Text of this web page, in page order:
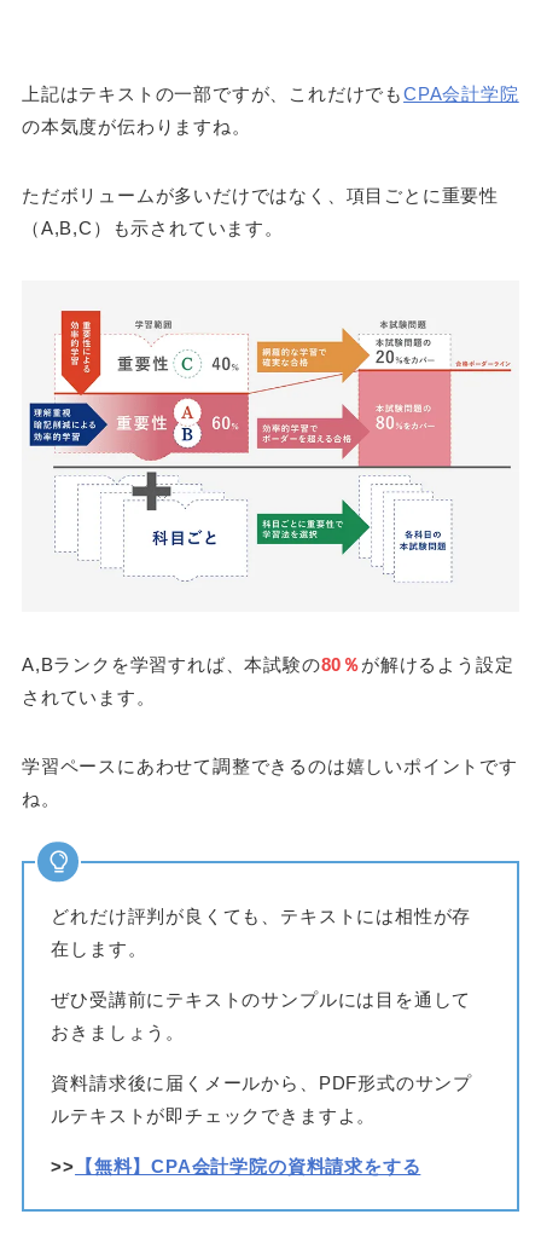
上記はテキストの一部ですが、これだけでもCPA会計学院
の本気度が伝わりますね。
ただボリュームが多いだけではなく、項目ごとに重要性
（A,B,C）も示されています。
A,Bランクを学習すれば、本試験の80％が解けるよう設定
されています。
学習ペースにあわせて調整できるのは嬉しいポイントです
ね。
どれだけ評判が良くても、テキストには相性が存
在します。
ぜひ受講前にテキストのサンプルには目を通して
おきましょう。
資料請求後に届くメールから、PDF形式のサンプ
ルテキストが即チェックできますよ。
>> 【無料】CPA会計学院の資料請求をする